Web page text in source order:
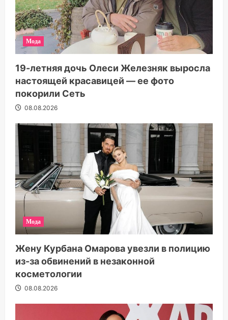
Мода
19-летняя дочь Олеси Железняк выросла
настоящей красавицей — ее фото
покорили Сеть
08.08.2026
Мода
Жену Курбана Омарова увезли в полицию
из-за обвинений в незаконной
косметологии
08.08.2026